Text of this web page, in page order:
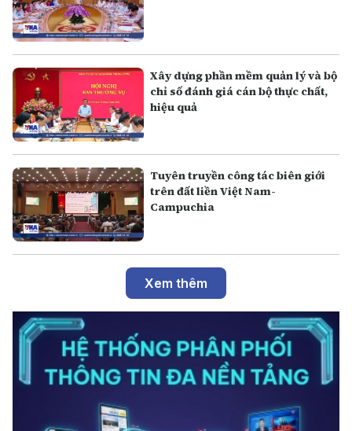
Xây dựng phần mềm quản lý và bộ
chỉ số đánh giá cán bộ thực chất,
hiệu quả
Tuyên truyền công tác biên giới
trên đất liền Việt Nam-
Campuchia
Xem thêm